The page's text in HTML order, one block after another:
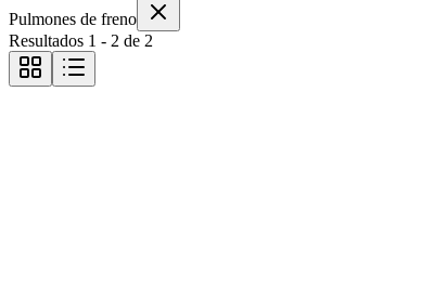
Pulmones de freno
Resultados 1 - 2 de 2